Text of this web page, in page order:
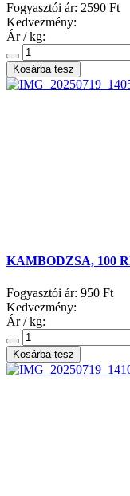
Fogyasztói ár: 2590 Ft
Kedvezmény:
Ár / kg:
KAMBODZSA, 100
Fogyasztói ár: 950 Ft
Kedvezmény:
Ár / kg: